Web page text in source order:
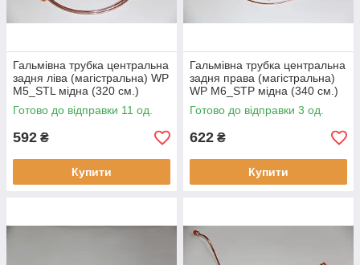
Гальмівна трубка центральна
задня ліва (магістральна) WP
M5_STL мідна (320 см.)
Ланос Lanos
Готово до відправки 11 од.
592 ₴
Купити
Гальмівна трубка центральна
задня права (магістральна)
WP M6_STP мідна (340 см.)
Ланос Lanos
Готово до відправки 3 од.
622 ₴
Купити